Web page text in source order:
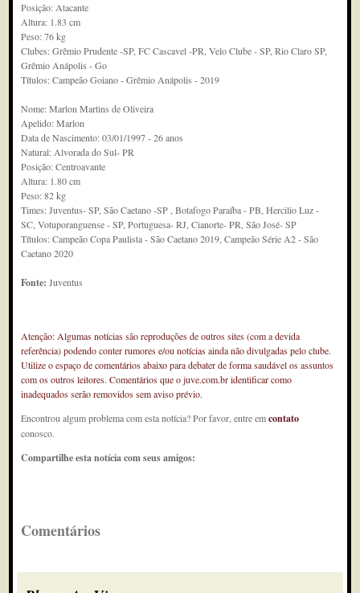
Posição: Atacante
Altura: 1.83 cm
Peso: 76 kg
Clubes: Grêmio Prudente -SP, FC Cascavel -PR, Velo Clube - SP, Rio Claro SP,
Grêmio Anápolis - Go
Títulos: Campeão Goiano - Grêmio Anápolis - 2019
Nome: Marlon Martins de Oliveira
Apelido: Marlon
Data de Nascimento: 03/01/1997 - 26 anos
Natural: Alvorada do Sul- PR
Posição: Centroavante
Altura: 1.80 cm
Peso: 82 kg
Times: Juventus- SP, São Caetano -SP , Botafogo Paraíba - PB, Hercilio Luz -
SC, Votuporanguense - SP, Portuguesa- RJ, Cianorte- PR, São José- SP
Títulos: Campeão Copa Paulista - São Caetano 2019, Campeão Série A2 - São
Caetano 2020
Fonte:Juventus
Atenção: Algumas notícias são reproduções de outros sites (com a devida
referência) podendo conter rumores e/ou notícias ainda não divulgadas pelo clube.
Utilize o espaço de comentários abaixo para debater de forma saudável os assuntos
com os outros leitores. Comentários que o juve.com.br identificar como
inadequados serão removidos sem aviso prévio.
Encontrou algum problema com esta notícia? Por favor, entre emcontato
conosco.
Compartilhe esta notícia com seus amigos:
Comentários